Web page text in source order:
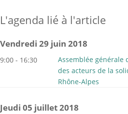
L'agenda lié à l'article
vendredi 29 juin 2018
9:00 - 16:30
Assemblée générale
des acteurs de la
Rhône-Alpes
jeudi 05 juillet 2018